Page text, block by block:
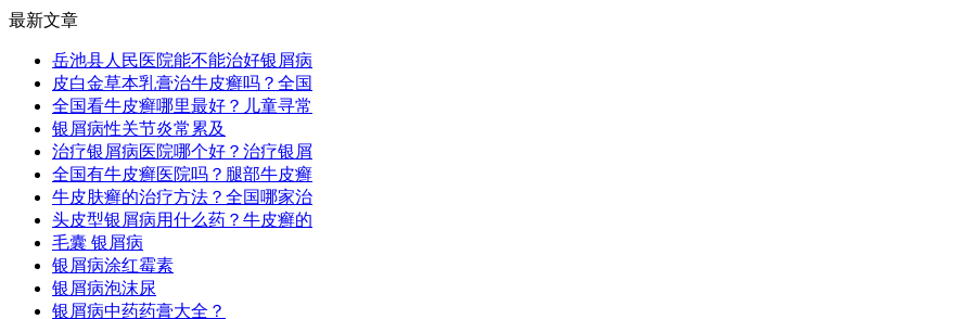
最新文章
岳池县人民医院能不能治好银屑病
皮白金草本乳膏治牛皮癣吗？全国
全国看牛皮癣哪里最好？儿童寻常
银屑病性关节炎常累及
治疗银屑病医院哪个好？治疗银屑
全国有牛皮癣医院吗？腿部牛皮癣
牛皮肤癣的治疗方法？全国哪家治
头皮型银屑病用什么药？牛皮癣的
毛囊 银屑病
银屑病涂红霉素
银屑病泡沫尿
银屑病中药药膏大全？